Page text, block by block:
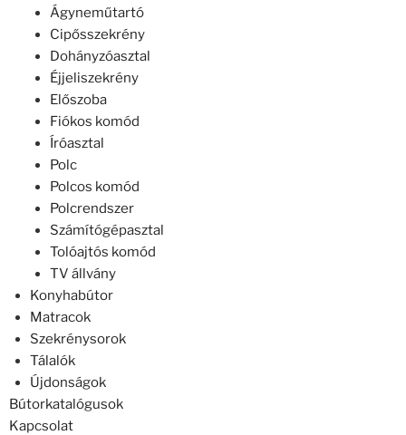
Ágyneműtartó
Cipősszekrény
Dohányzóasztal
Éjjeliszekrény
Előszoba
Fiókos komód
Íróasztal
Polc
Polcos komód
Polcrendszer
Számítógépasztal
Tolóajtós komód
TV állvány
Konyhabútor
Matracok
Szekrénysorok
Tálalók
Újdonságok
Bútorkatalógusok
Kapcsolat